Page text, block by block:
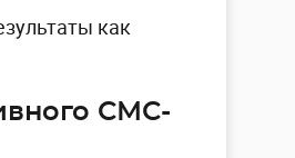
как
СМС-